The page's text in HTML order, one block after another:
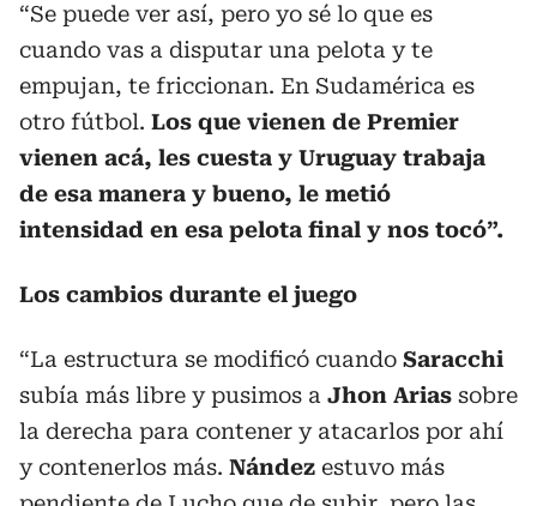
“Se puede ver así, pero yo sé lo que es
cuando vas a disputar una pelota y te
empujan, te friccionan. En Sudamérica es
otro fútbol. Los que vienen de Premier
vienen acá, les cuesta y Uruguay trabaja
de esa manera y bueno, le metió
intensidad en esa pelota final y nos tocó”.
Los cambios durante el juego
“La estructura se modificó cuando Saracchi
subía más libre y pusimos a Jhon Arias sobre
la derecha para contener y atacarlos por ahí
y contenerlos más. Nández estuvo más